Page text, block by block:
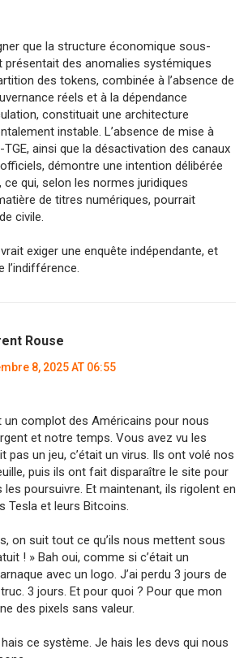
que la structure économique sous-
présentait des anomalies systémiques
des tokens, combinée à l’absence de
réels et à la dépendance
constituait une architecture
instable. L’absence de mise à
ainsi que la désactivation des canaux
démontre une intention délibérée
ce qui, selon les normes juridiques
de titres numériques, pourrait
civile.
exiger une enquête indépendante, et
l’indifférence.
Rouse
8, 2025 AT 06:55
un complot des Américains pour nous
et notre temps. Vous avez vu les
pas un jeu, c’était un virus. Ils ont volé nos
puis ils ont fait disparaître le site pour
les poursuivre. Et maintenant, ils rigolent en
Tesla et leurs Bitcoins.
on suit tout ce qu’ils nous mettent sous
! » Bah oui, comme si c’était un
avec un logo. J’ai perdu 3 jours de
3 jours. Et pour quoi ? Pour que mon
des pixels sans valeur.
ce système. Je hais les devs qui nous